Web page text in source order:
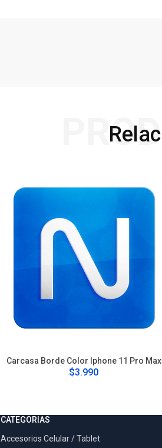
Carcasa Borde Color Iphone 11 Pro Max
$3.990
CATEGORIAS
Accesorios Celular / Tablet